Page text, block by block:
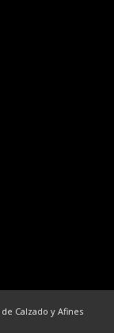
Calzado y Afines